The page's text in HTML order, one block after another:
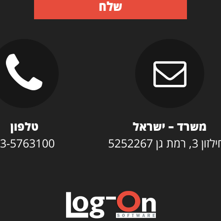
שלח
משרד – ישראל
גן 5252267
טלפון
5763100